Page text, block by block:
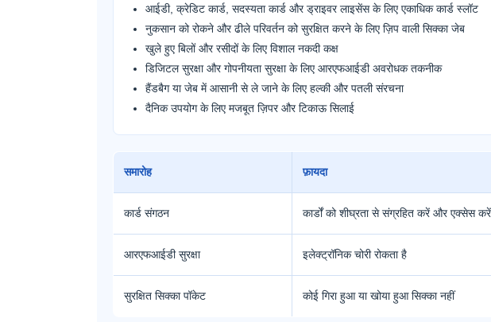
आईडी, क्रेडिट कार्ड, सदस्यता कार्ड और ड्राइवर लाइसेंस के लिए एकाधिक कार्ड स्लॉट
नुकसान को रोकने और ढीले परिवर्तन को सुरक्षित करने के लिए ज़िप वाली सिक्का जेब
खुले हुए बिलों और रसीदों के लिए विशाल नकदी कक्ष
डिजिटल सुरक्षा और गोपनीयता सुरक्षा के लिए आरएफआईडी अवरोधक तकनीक
हैंडबैग या जेब में आसानी से ले जाने के लिए हल्की और पतली संरचना
दैनिक उपयोग के लिए मजबूत ज़िपर और टिकाऊ सिलाई
समारोह फ़ायदा
कार्ड संगठन कार्डों को शीघ्रता से संग्रहित करें और एक्सेस करें
आरएफआईडी सुरक्षा इलेक्ट्रॉनिक चोरी रोकता है
सुरक्षित सिक्का पॉकेट कोई गिरा हुआ या खोया हुआ सिक्का नहीं